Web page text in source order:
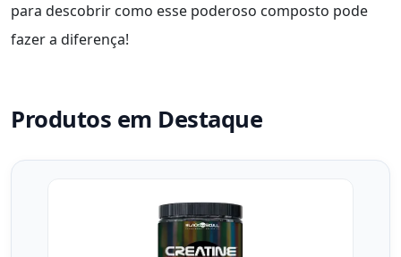
para descobrir como esse poderoso composto pode
fazer a diferença!
Produtos em Destaque